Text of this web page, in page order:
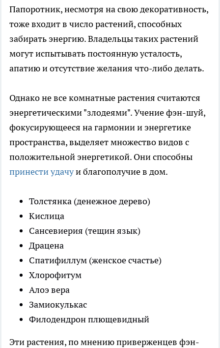
Папоротник, несмотря на свою декоративность,
тоже входит в число растений, способных
забирать энергию. Владельцы таких растений
могут испытывать постоянную усталость,
апатию и отсутствие желания что-либо делать.
Однако не все комнатные растения считаются
энергетическими "злодеями". Учение фэн-шуй,
фокусирующееся на гармонии и энергетике
пространства, выделяет множество видов с
положительной энергетикой. Они способны
принести удачуи благополучие в дом.
Толстянка (денежное дерево)
Кислица
Сансевиерия (тещин язык)
Драцена
Спатифиллум (женское счастье)
Хлорофитум
Алоэ вера
Замиокулькас
Филодендрон плющевидный
Эти растения, по мнению приверженцев фэн-